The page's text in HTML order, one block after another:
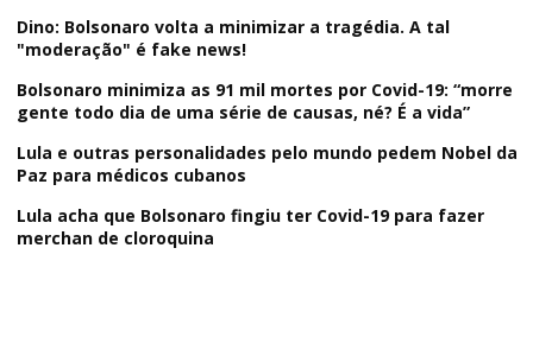
Dino: Bolsonaro volta a minimizar a tragédia. A tal
"moderação" é fake news!
Bolsonaro minimiza as 91 mil mortes por Covid-19: “morre
gente todo dia de uma série de causas, né? É a vida”
Lula e outras personalidades pelo mundo pedem Nobel da
Paz para médicos cubanos
Lula acha que Bolsonaro fingiu ter Covid-19 para fazer
merchan de cloroquina